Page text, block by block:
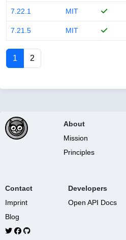
7.22.1 MIT
7.21.5 MIT
1 2
About
Mission
Principles
Contact
Imprint
Blog
Developers
Open API Docs